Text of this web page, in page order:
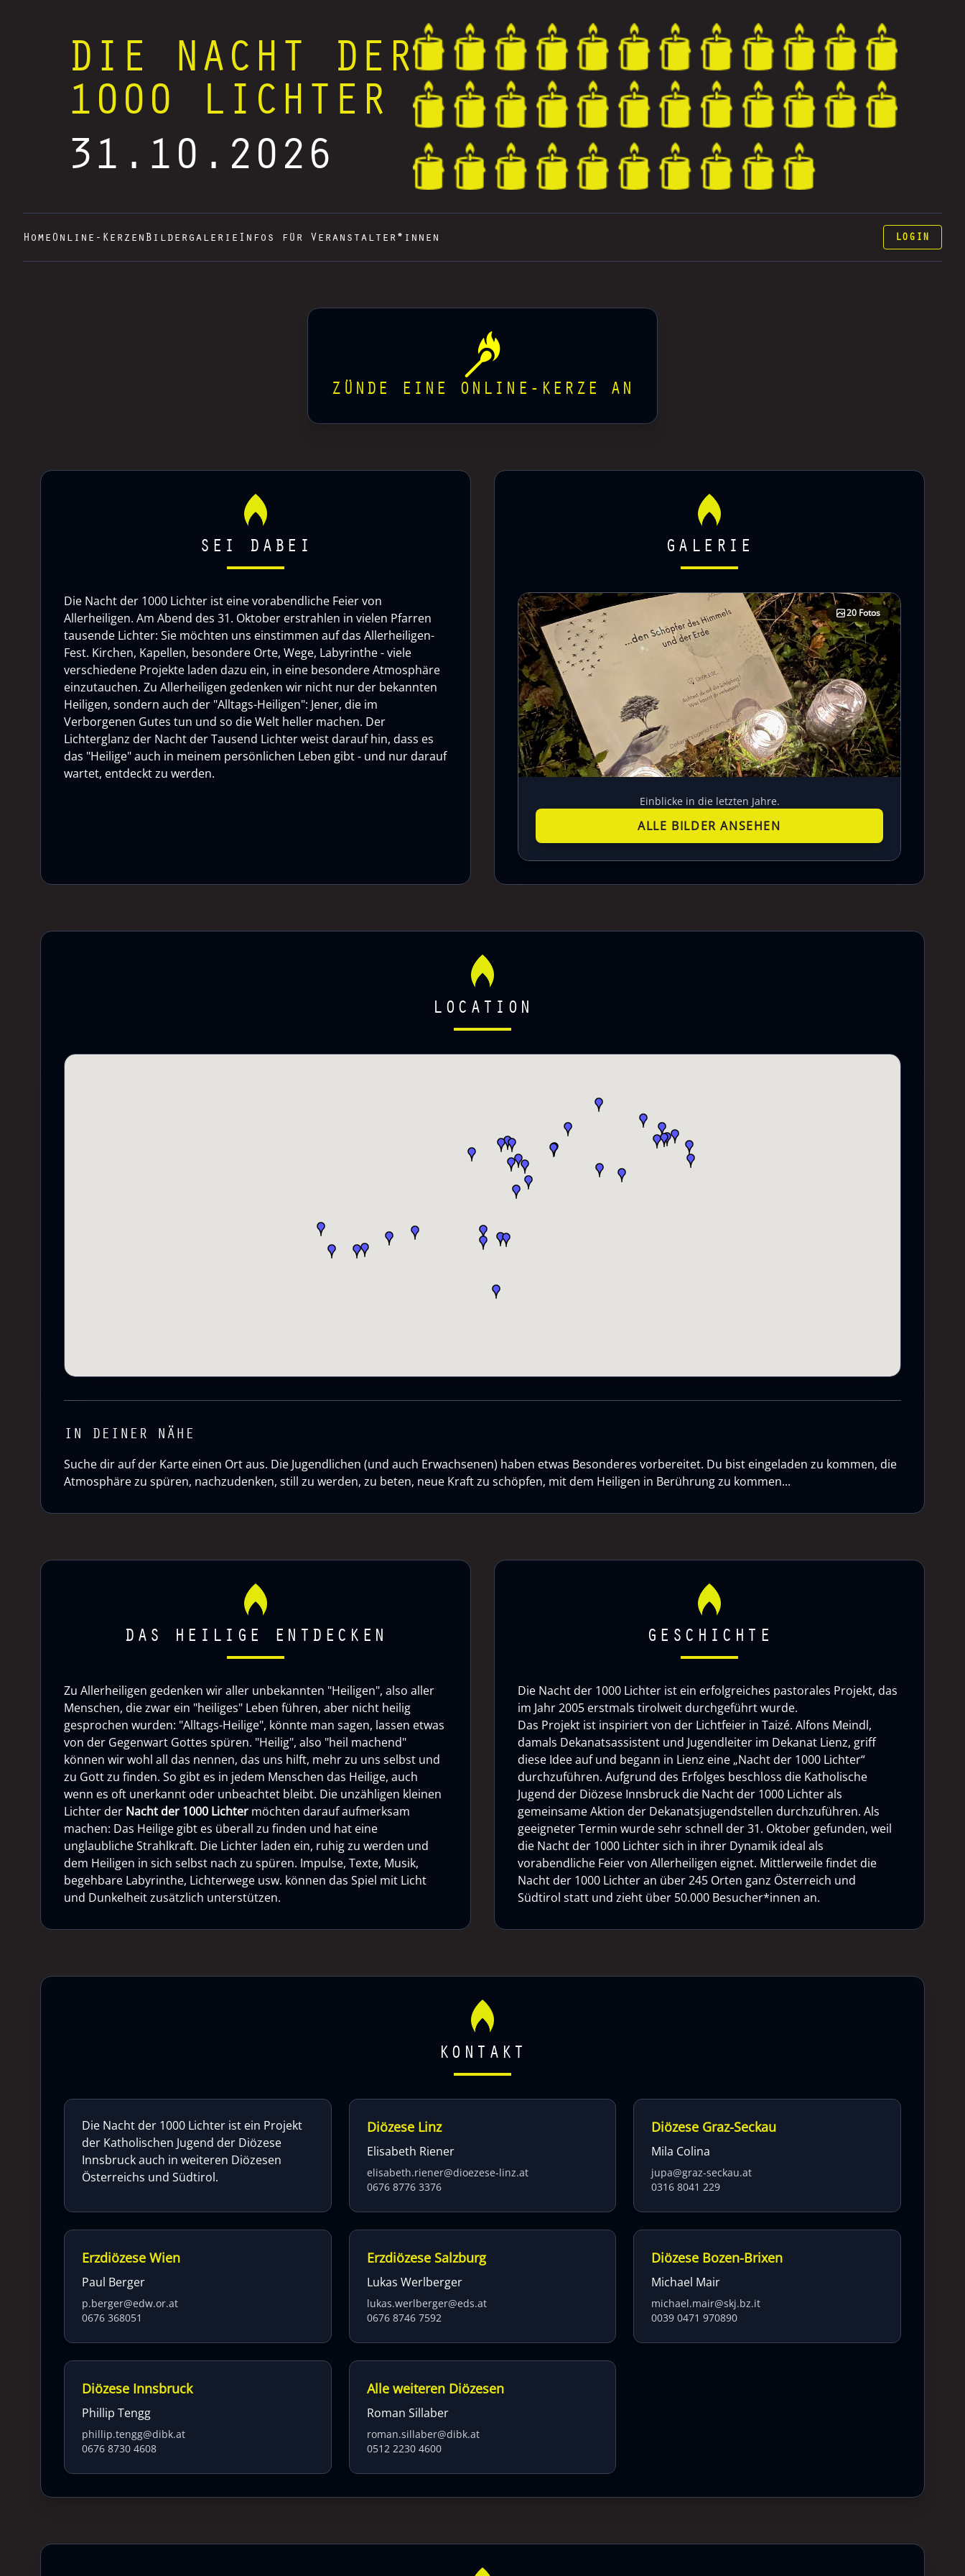
DIE NACHT DER
1000 LICHTER
31.10.2026
HomeOnline-Kerzen Bildergalerie Infos für Veranstalter*innen LOGIN
ZÜNDE EINE ONLINE-KERZE AN
SEI DABEI
Die Nacht der 1000 Lichter ist eine vorabendliche Feier von
Allerheiligen. Am Abend des 31. Oktober erstrahlen in vielen Pfarren
tausende Lichter: Sie möchten uns einstimmen auf das Allerheiligen-
Fest. Kirchen, Kapellen, besondere Orte, Wege, Labyrinthe - viele
verschiedene Projekte laden dazu ein, in eine besondere Atmosphäre
einzutauchen. Zu Allerheiligen gedenken wir nicht nur der bekannten
Heiligen, sondern auch der "Alltags-Heiligen": Jener, die im
Verborgenen Gutes tun und so die Welt heller machen. Der
Lichterglanz der Nacht der Tausend Lichter weist darauf hin, dass es
das "Heilige" auch in meinem persönlichen Leben gibt - und nur darauf
wartet, entdeckt zu werden.
GALERIE
20 Fotos
Einblicke in die letzten Jahre.
ALLE BILDER ANSEHEN
LOCATION
IN DEINER NÄHE
Suche dir auf der Karte einen Ort aus. Die Jugendlichen (und auch Erwachsenen) haben etwas Besonderes vorbereitet. Du bist eingeladen zu kommen, die
Atmosphäre zu spüren, nachzudenken, still zu werden, zu beten, neue Kraft zu schöpfen, mit dem Heiligen in Berührung zu kommen...
DAS HEILIGE ENTDECKEN
Zu Allerheiligen gedenken wir aller unbekannten "Heiligen", also aller
Menschen, die zwar ein "heiliges" Leben führen, aber nicht heilig
gesprochen wurden: "Alltags-Heilige", könnte man sagen, lassen etwas
von der Gegenwart Gottes spüren. "Heilig", also "heil machend"
können wir wohl all das nennen, das uns hilft, mehr zu uns selbst und
zu Gott zu finden. So gibt es in jedem Menschen das Heilige, auch
wenn es oft unerkannt oder unbeachtet bleibt. Die unzähligen kleinen
Lichter der Nacht der 1000 Lichter möchten darauf aufmerksam
machen: Das Heilige gibt es überall zu finden und hat eine
unglaubliche Strahlkraft. Die Lichter laden ein, ruhig zu werden und
dem Heiligen in sich selbst nach zu spüren. Impulse, Texte, Musik,
begehbare Labyrinthe, Lichterwege usw. können das Spiel mit Licht
und Dunkelheit zusätzlich unterstützen.
GESCHICHTE
Die Nacht der 1000 Lichter ist ein erfolgreiches pastorales Projekt, das
im Jahr 2005 erstmals tirolweit durchgeführt wurde.
Das Projekt ist inspiriert von der Lichtfeier in Taizé. Alfons Meindl,
damals Dekanatsassistent und Jugendleiter im Dekanat Lienz, griff
diese Idee auf und begann in Lienz eine „Nacht der 1000 Lichter“
durchzuführen. Aufgrund des Erfolges beschloss die Katholische
Jugend der Diözese Innsbruck die Nacht der 1000 Lichter als
gemeinsame Aktion der Dekanatsjugendstellen durchzuführen. Als
geeigneter Termin wurde sehr schnell der 31. Oktober gefunden, weil
die Nacht der 1000 Lichter sich in ihrer Dynamik ideal als
vorabendliche Feier von Allerheiligen eignet. Mittlerweile findet die
Nacht der 1000 Lichter an über 245 Orten ganz Österreich und
Südtirol statt und zieht über 50.000 Besucher*innen an.
KONTAKT
Die Nacht der 1000 Lichter ist ein Projekt
der Katholischen Jugend der Diözese
Innsbruck auch in weiteren Diözesen
Österreichs und Südtirol.
Diözese Linz
Elisabeth Riener
elisabeth.riener@dioezese-linz.at
0676 8776 3376
Diözese Graz-Seckau
Mila Colina
jupa@graz-seckau.at
0316 8041 229
Erzdiözese Wien
Paul Berger
p.berger@edw.or.at
0676 368051
Erzdiözese Salzburg
Lukas Werlberger
lukas.werlberger@eds.at
0676 8746 7592
Diözese Bozen-Brixen
Michael Mair
michael.mair@skj.bz.it
0039 0471 970890
Diözese Innsbruck
Phillip Tengg
phillip.tengg@dibk.at
0676 8730 4608
Alle weiteren Diözesen
Roman Sillaber
roman.sillaber@dibk.at
0512 2230 4600